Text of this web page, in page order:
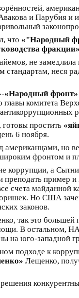
и Парубия и
что «"Народный
фракции»
не
неся
-«Народный фронт»
комитета
простить
6 ноября.
но
фронтом и
коррупции, а
пример
счета
Но США
законов.
так это
В остальном,
на юго-западной
подходе к
Лещенко,